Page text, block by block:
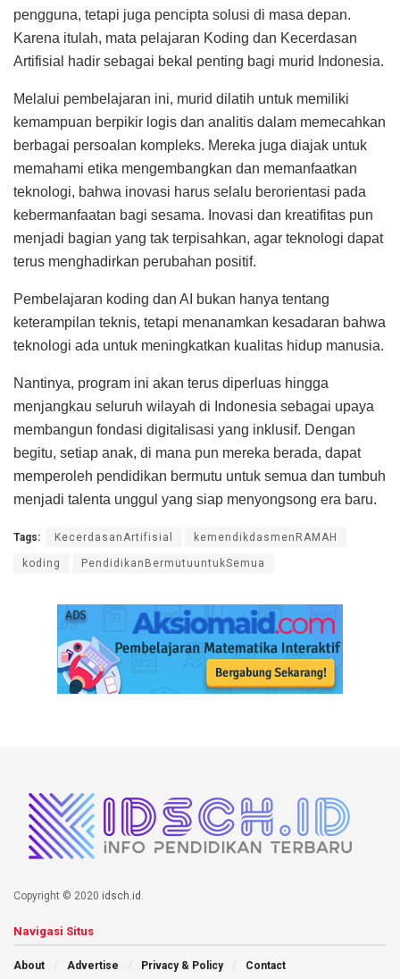
pengguna, tetapi juga pencipta solusi di masa depan.
Karena itulah, mata pelajaran Koding dan Kecerdasan
Artifisial hadir sebagai bekal penting bagi murid Indonesia.
Melalui pembelajaran ini, murid dilatih untuk memiliki
kemampuan berpikir logis dan analitis dalam memecahkan
berbagai persoalan kompleks. Mereka juga diajak untuk
memahami etika mengembangkan dan memanfaatkan
teknologi, bahwa inovasi harus selalu berorientasi pada
kebermanfaatan bagi sesama. Inovasi dan kreatifitas pun
menjadi bagian yang tak terpisahkan, agar teknologi dapat
terus menghadirkan perubahan positif.
Pembelajaran koding dan AI bukan hanya tentang
keterampilan teknis, tetapi menanamkan kesadaran bahwa
teknologi ada untuk meningkatkan kualitas hidup manusia.
Nantinya, program ini akan terus diperluas hingga
menjangkau seluruh wilayah di Indonesia sebagai upaya
membangun fondasi digitalisasi yang inklusif. Dengan
begitu, setiap anak, di mana pun mereka berada, dapat
memperoleh pendidikan bermutu untuk semua dan tumbuh
menjadi talenta unggul yang siap menyongsong era baru.
Tags: KecerdasanArtifisial kemendikdasmenRAMAH
koding PendidikanBermutuuntukSemua
Copyright © 2020 idsch.id
Navigasi Situs
About Advertise Privacy & Policy Contact